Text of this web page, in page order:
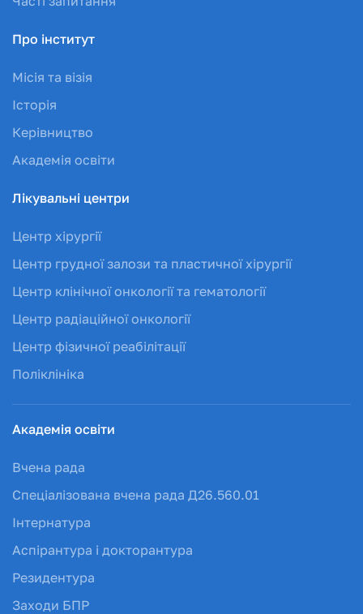
Про інститут
Місія та візія
Історія
Керівництво
Академія освіти
Лікувальні центри
Центр хірургії
Центр грудної залози та пластичної хірургії
Центр клінічної онкології та гематології
Центр радіаційної онкології
Центр фізичної реабілітації
Поліклініка
Академія освіти
Вчена рада
Спеціалізована вчена рада Д26.560.01
Інтернатура
Аспірантура і докторантура
Резидентура
Заходи БПР